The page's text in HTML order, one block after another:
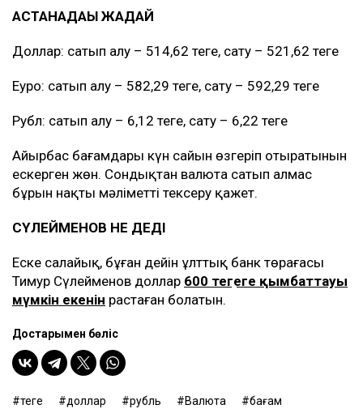
АСТАНАДАҒЫ ЖАҒДАЙ
Доллар: сатып алу – 514,62 теңге, сату – 521,62 теңге
Еуро: сатып алу – 582,29 теңге, сату – 592,29 теңге
Рубл: сатып алу – 6,12 теңге, сату – 6,22 теңге
Айырбас бағамдары күн сайын өзгеріп отыратынын
ескерген жөн. Сондықтан валюта сатып алмас
бұрын нақты мәліметті тексеру қажет.
СҮЛЕЙМЕНОВ НЕ ДЕДІ
Еске салайық, бұған дейін ұлттық банк төрағасы
Тимур Сүлейменов доллар 600 теңгеге қымбаттауы
мүмкін екенін растаған болатын.
Достарыңмен бөліс
теңге доллар рубль Валюта бағам